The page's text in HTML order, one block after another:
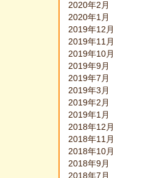
2020年2月
2020年1月
2019年12月
2019年11月
2019年10月
2019年9月
2019年7月
2019年3月
2019年2月
2019年1月
2018年12月
2018年11月
2018年10月
2018年9月
2018年7月